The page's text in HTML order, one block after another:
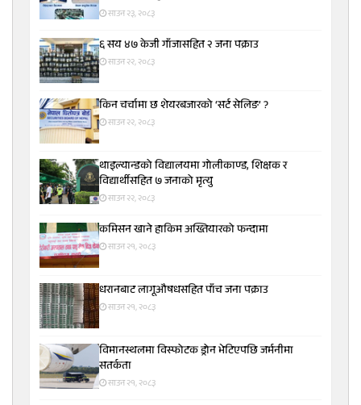
साउन २३, २०८३
६ सय ४७ केजी गाँजासहित २ जना पक्राउ
साउन २२, २०८३
किन चर्चामा छ शेयरबजारको ‘सर्ट सेलिङ’ ?
साउन २२, २०८३
थाइल्यान्डको विद्यालयमा गोलीकाण्ड, शिक्षक र
विद्यार्थीसहित ७ जनाको मृत्यु
साउन २२, २०८३
कमिसन खाने हाकिम अख्तियारको फन्दामा
साउन २१, २०८३
धरानबाट लागूऔषधसहित पाँच जना पक्राउ
साउन २१, २०८३
विमानस्थलमा विस्फोटक ड्रोन भेटिएपछि जर्मनीमा
सतर्कता
साउन २१, २०८३